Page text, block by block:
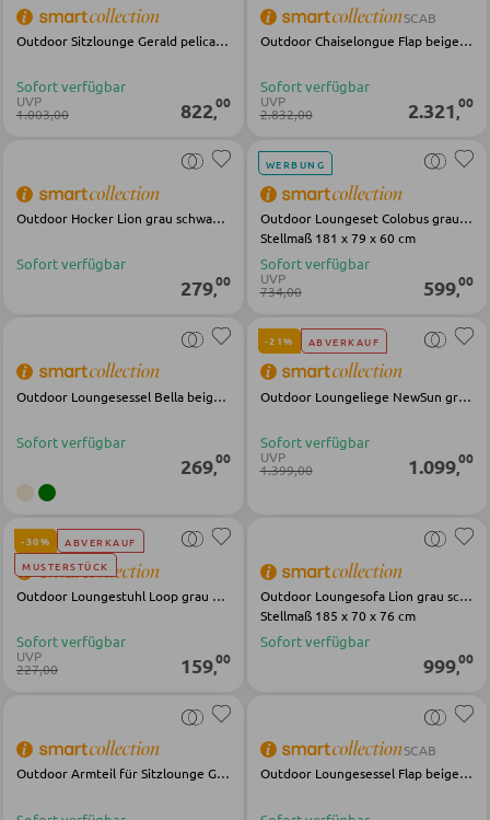
Ohrensessel
Sitzhocker
Barhocker
Poufs
SCHLAFEN
Boxspringbetten
Polsterbetten
Einzelbetten
Komplette Schlafzimmer
Matratzen
Matratzenzubehör
Lattenroste
Outdoor Sitzlounge Gerald pelican Olefin Aluminium
Sofort verfügbar
UVP
1.003,00 822,00
SCAB
Outdoor Chaiselongue Flap beige Stoff Stahl
Sofort verfügbar
UVP
2.832,00 2.321,00
Outdoor Hocker Lion grau schwarz Metall Olefin
Sofort verfügbar
279,00
WERBUNG
Outdoor Loungeset Colobus grau Textilene Aluminium Holz
Stellmaß 181 x 79 x 60 cm
Sofort verfügbar
UVP
734,00 599,00
Outdoor Loungesessel Bella beige Stahl Stoff
Sofort verfügbar
269,00
-21% ABVERKAUF
Outdoor Loungeliege NewSun grau schwarz Stahl Stoff
Sofort verfügbar
UVP
1.399,00 1.099,00
-30%
ABVERKAUF
MUSTERSTÜCK
Outdoor Loungestuhl Loop grau schwarz Stahl Stoff
Sofort verfügbar
UVP
227,00 159,00
Outdoor Loungesofa Lion grau schwarz Metall Olefin
Stellmaß 185 x 70 x 76 cm
Sofort verfügbar
999,00
Outdoor Armteil für Sitzlounge Gerald pelican Olefin Aluminium
SCAB
Outdoor Loungesessel Flap beige Stoff Stahl